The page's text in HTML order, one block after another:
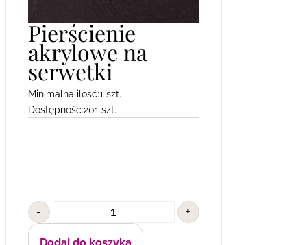
Pierścienie
akrylowe na
serwetki
Minimalna ilość:1 szt.
Dostępność:201 szt.
- +
Dodaj do koszyka